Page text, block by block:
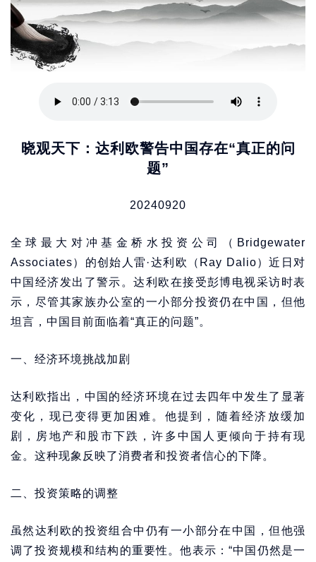
晓观天下：达利欧警告中国存在“真正的问
题”
20240920
全球最大对冲基金桥水投资公司（Bridgewater
Associates）的创始人雷·达利欧（Ray Dalio）近日对
中国经济发出了警示。达利欧在接受彭博电视采访时表
示，尽管其家族办公室的一小部分投资仍在中国，但他
坦言，中国目前面临着“真正的问题”。
一、经济环境挑战加剧
达利欧指出，中国的经济环境在过去四年中发生了显著
变化，现已变得更加困难。他提到，随着经济放缓加
剧，房地产和股市下跌，许多中国人更倾向于持有现
金。这种现象反映了消费者和投资者信心的下降。
二、投资策略的调整
虽然达利欧的投资组合中仍有一小部分在中国，但他强
调了投资规模和结构的重要性。他表示：“中国仍然是一